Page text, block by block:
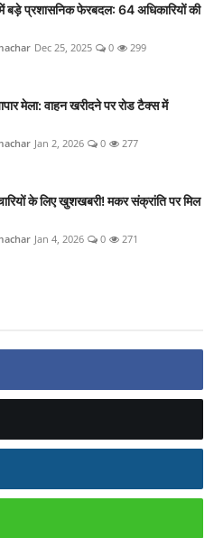
बड़े प्रशासनिक फेरबदल: 64 अधिकारियों की
Dec 25, 2025 0 299
मेला: वाहन खरीदने पर रोड टैक्स में
Jan 2, 2026 0 277
के लिए खुशखबरी! मकर संक्रांति पर मिल
Jan 4, 2026 0 271